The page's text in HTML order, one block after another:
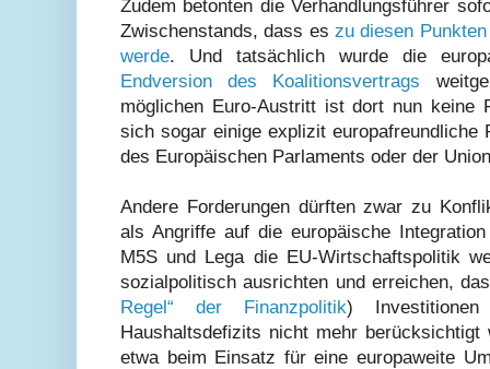
Zudem betonten die Verhandlungsführer
Zwischenstands, dass es zu diesen
werde. Und tatsächlich wurde die
Endversion des Koalitionsvertrags
möglichen Euro-Austritt ist dort nun keine
sich sogar einige explizit europafreundliche
des Europäischen Parlaments oder der
Andere Forderungen dürften zwar zu
als Angriffe auf die europäische
M5S und Lega die EU-Wirtschaftspolitik
sozialpolitisch ausrichten und erreichen,
Regel“ der Finanzpolitik)
Haushaltsdefizits nicht mehr berücksichtigt
etwa beim Einsatz für eine europaweite